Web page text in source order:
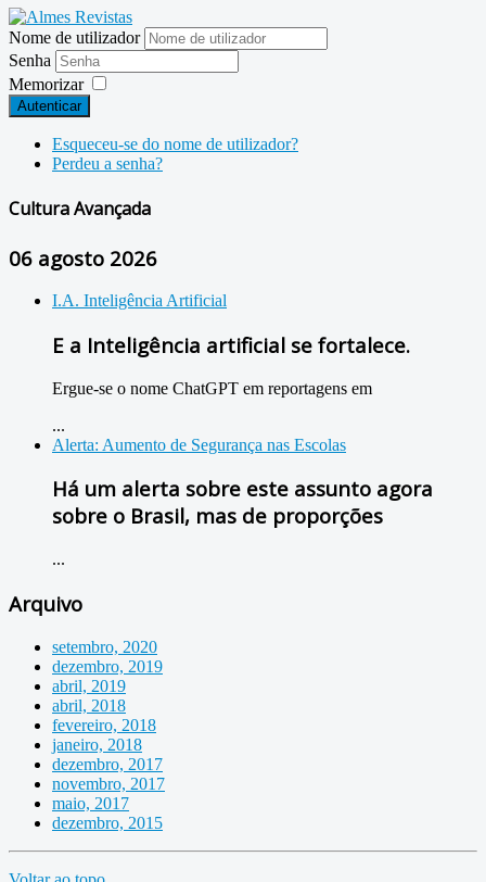
Nome de utilizador
Senha
Memorizar
Autenticar
Esqueceu-se do nome de utilizador?
Perdeu a senha?
Cultura Avançada
06 agosto 2026
I.A. Inteligência Artificial
E a Inteligência artificial se fortalece.
Ergue-se o nome ChatGPT em reportagens em
...
Alerta: Aumento de Segurança nas Escolas
Há um alerta sobre este assunto agora
sobre o Brasil, mas de proporções
...
Arquivo
setembro, 2020
dezembro, 2019
abril, 2019
abril, 2018
fevereiro, 2018
janeiro, 2018
dezembro, 2017
novembro, 2017
maio, 2017
dezembro, 2015